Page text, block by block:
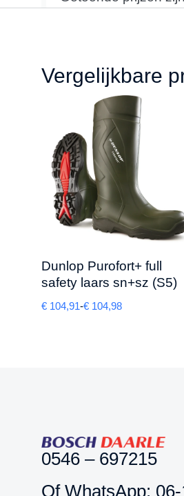
Vergelijkbare
Dunlop Purofort+ full
safety laars sn+sz (S5)
€ 104,91-€ 104,98
0546 – 697215
Of WhatsApp: